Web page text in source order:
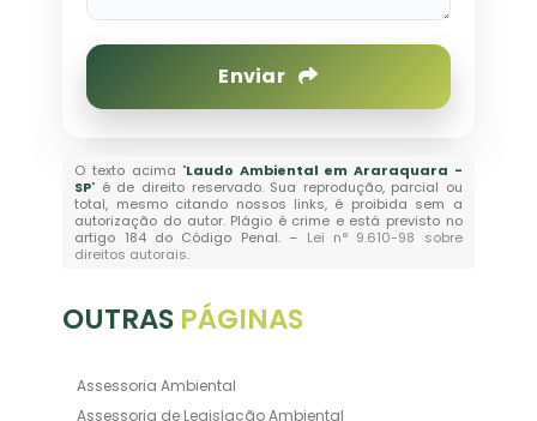
Enviar
O texto acima "Laudo Ambiental em Araraquara -
SP" é de direito reservado. Sua reprodução, parcial ou
total, mesmo citando nossos links, é proibida sem a
autorização do autor. Plágio é crime e está previsto no
artigo 184 do Código Penal. – Lei n° 9.610-98 sobre
direitos autorais.
OUTRAS PÁGINAS
Assessoria Ambiental
Assessoria de Legislação Ambiental